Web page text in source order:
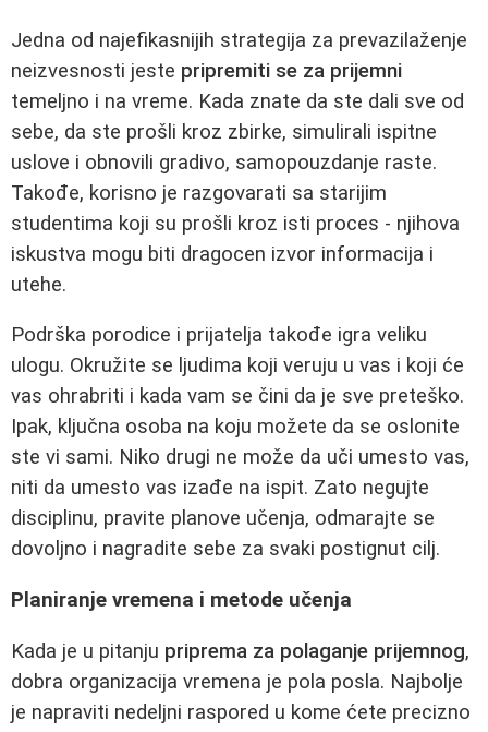
Jedna od najefikasnijih strategija za prevazilaženje
neizvesnosti jeste pripremiti se za prijemni
temeljno i na vreme. Kada znate da ste dali sve od
sebe, da ste prošli kroz zbirke, simulirali ispitne
uslove i obnovili gradivo, samopouzdanje raste.
Takođe, korisno je razgovarati sa starijim
studentima koji su prošli kroz isti proces - njihova
iskustva mogu biti dragocen izvor informacija i
utehe.
Podrška porodice i prijatelja takođe igra veliku
ulogu. Okružite se ljudima koji veruju u vas i koji će
vas ohrabriti i kada vam se čini da je sve preteško.
Ipak, ključna osoba na koju možete da se oslonite
ste vi sami. Niko drugi ne može da uči umesto vas,
niti da umesto vas izađe na ispit. Zato negujte
disciplinu, pravite planove učenja, odmarajte se
dovoljno i nagradite sebe za svaki postignut cilj.
Planiranje vremena i metode učenja
Kada je u pitanju priprema za polaganje prijemnog,
dobra organizacija vremena je pola posla. Najbolje
je napraviti nedeljni raspored u kome ćete precizno